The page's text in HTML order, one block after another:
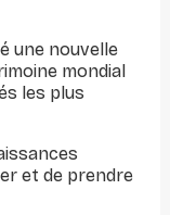
une nouvelle
mondial
les plus
et de prendre